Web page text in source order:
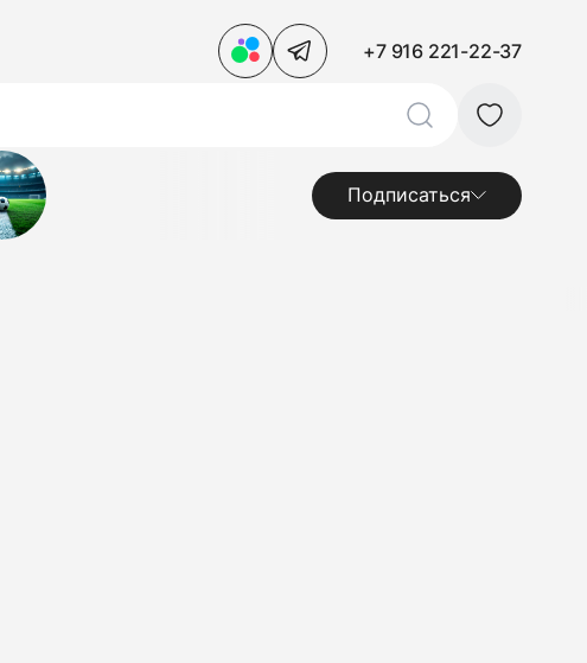
+7 916 221-22-37
Подписаться